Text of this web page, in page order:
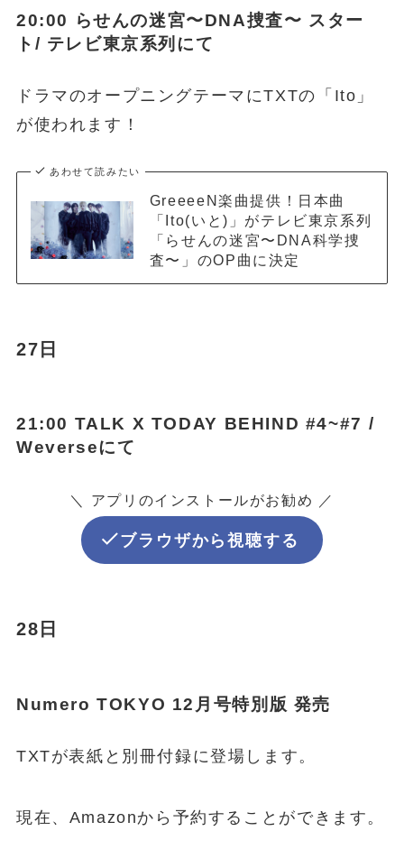
20:00 らせんの迷宮〜DNA捜査〜 スター
ト/ テレビ東京系列にて
ドラマのオープニングテーマにTXTの「Ito」
が使われます！
あわせて読みたい
GreeeeN楽曲提供！日本曲
「Ito(いと)」がテレビ東京系列
「らせんの迷宮〜DNA科学捜
査〜」のOP曲に決定
27日
21:00 TALK X TODAY BEHIND #4~#7 /
Weverseにて
＼ アプリのインストールがお勧め ／
ブラウザから視聴する
28日
Numero TOKYO 12月号特別版 発売
TXTが表紙と別冊付録に登場します。
現在、Amazonから予約することができます。